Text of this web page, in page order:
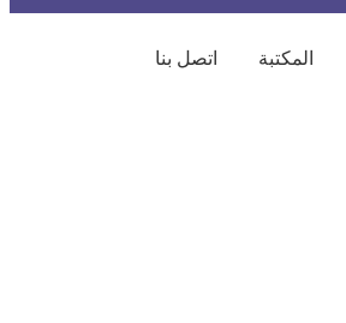
المكتبة اتصل بنا